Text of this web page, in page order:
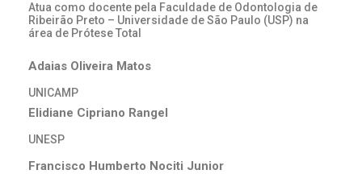
Atua como docente pela Faculdade de Odontologia de
Ribeirão Preto – Universidade de São Paulo (USP) na
área de Prótese Total
Adaias Oliveira Matos
UNICAMP
Elidiane Cipriano Rangel
UNESP
Francisco Humberto Nociti Junior